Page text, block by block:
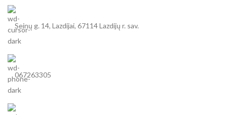
Seinų g. 14, Lazdijai, 67114 Lazdijų r. sav.
067263305